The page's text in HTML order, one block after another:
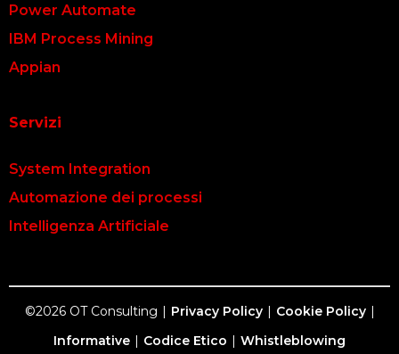
Power Automate
IBM Process Mining
Appian
Servizi
System Integration
Automazione dei processi
Intelligenza Artificiale
©2026 OT Consulting | Privacy Policy | Cookie Policy |
Informative | Codice Etico | Whistleblowing